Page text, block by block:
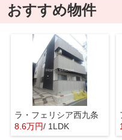
おすすめ物件
ラ・フェリシア西九条
8.6万円/ 1LDK